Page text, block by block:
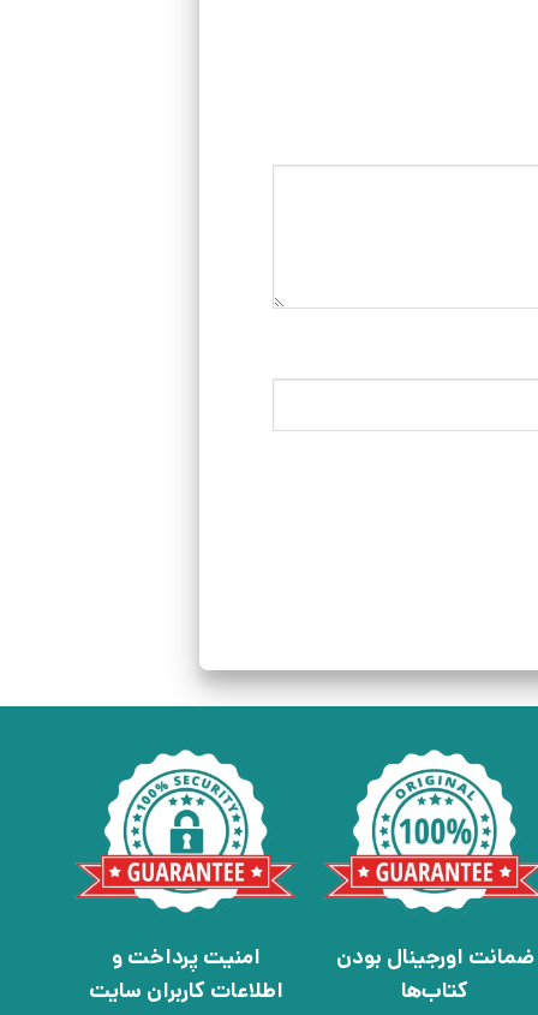
ضمانت اورجینال بودن
کتاب‌ها
امنیت پرداخت و
اطلاعات کاربران سایت